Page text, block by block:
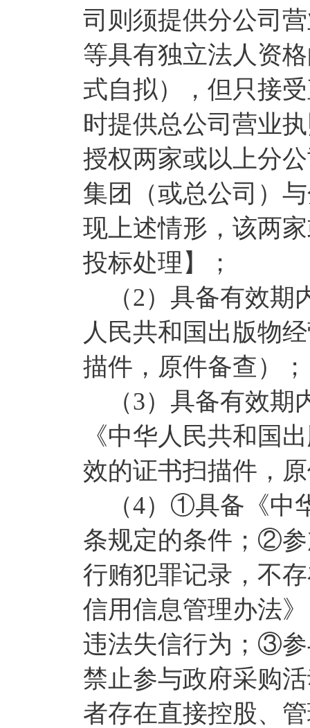
司则须提供分公司
等具有独立法人资
式自拟），但只接
时提供总公司营业
授权两家或以上分
集团（或总公司）
现上述情形，该两
投标处理】；
（2）具备有效期
人民共和国出版物
描件，原件备查）；
（3）具备有效期
《中华人民共和国
效的证书扫描件，
（4）①具备《中
条规定的条件；②
行贿犯罪记录，不
信用信息管理办法
违法失信行为；③
禁止参与政府采购
者存在直接控股、